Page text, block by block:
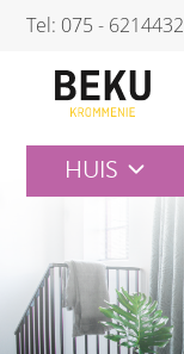
Skip
content
Tel: 075 - 6214432
HUIS